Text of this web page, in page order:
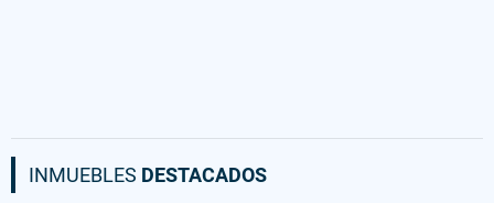
INMUEBLES DESTACADOS